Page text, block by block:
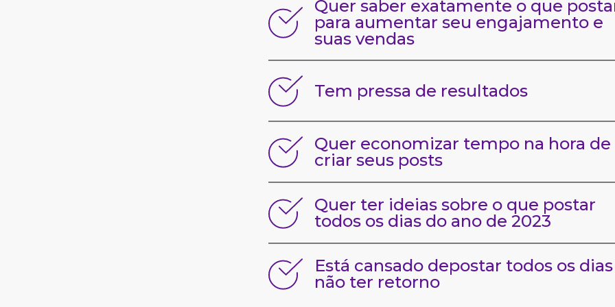
Quer saber exatamente o que
para aumentar seu engajamento e
suas vendas
Tem pressa de resultados
Quer economizar tempo na hora de
criar seus posts
Quer ter ideias sobre o que postar
todos os dias do ano de 2023
Está cansado depostar todos os
não ter retorno